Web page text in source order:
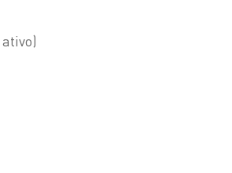
necessidade premente e
de metais, organizou
(Aquecimento sem